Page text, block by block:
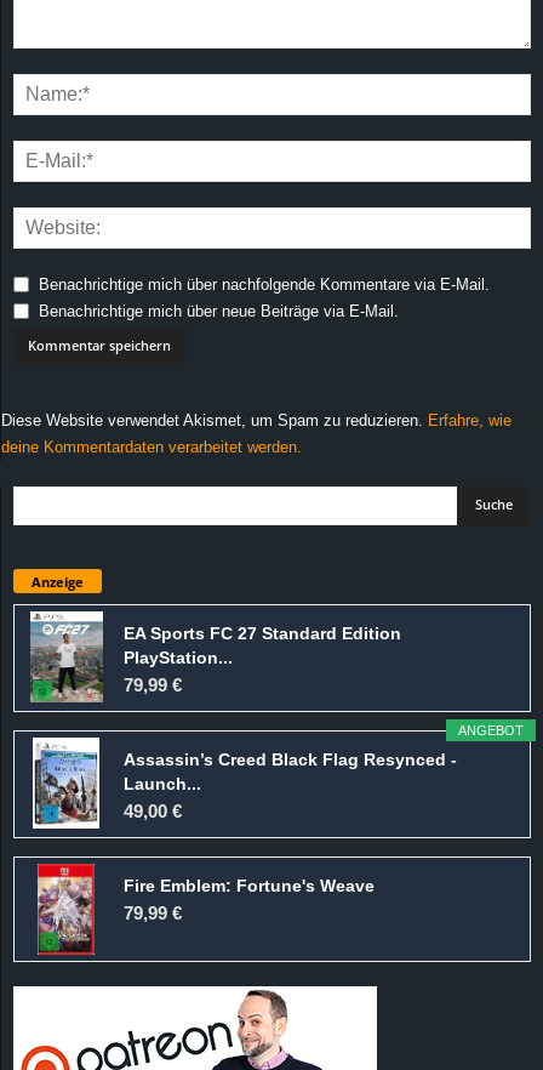
Benachrichtige mich über nachfolgende Kommentare via E-Mail.
Benachrichtige mich über neue Beiträge via E-Mail.
Diese Website verwendet Akismet, um Spam zu reduzieren.
Erfahre, wie
deine Kommentardaten verarbeitet werden.
Anzeige
EA Sports FC 27 Standard Edition
PlayStation...
79,99 €
ANGEBOT
Assassin’s Creed Black Flag Resynced -
Launch...
49,00 €
Fire Emblem: Fortune's Weave
79,99 €